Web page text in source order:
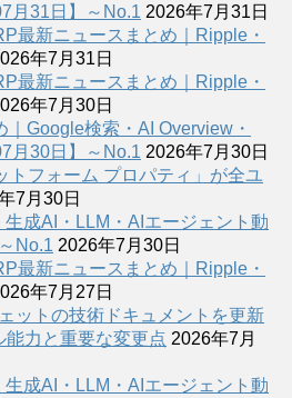
月31日】～No.1 2026年7月31日
最新ニュースまとめ｜Ripple・
年7月31日
最新ニュースまとめ｜Ripple・
年7月30日
Google検索・AI Overview・
月30日】～No.1 2026年7月30日
トフォーム プロパティ」が全ユ
7月30日
成AI・LLM・AIエージェント動
No.1 2026年7月30日
最新ニュースまとめ｜Ripple・
年7月27日
ットの技術ドキュメントを更新
力と重要な変更点 2026年7月
成AI・LLM・AIエージェント動